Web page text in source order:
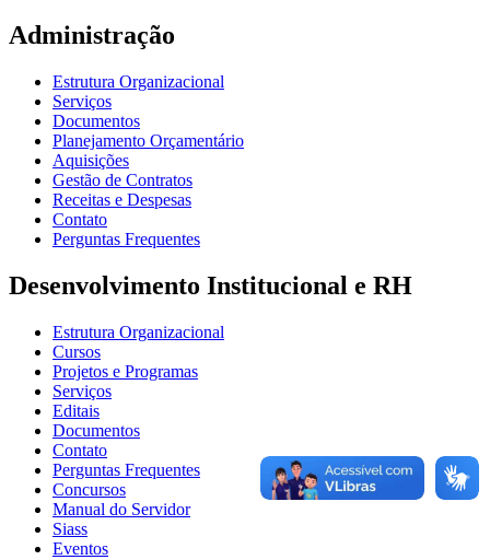
Administração
Estrutura Organizacional
Serviços
Documentos
Planejamento Orçamentário
Aquisições
Gestão de Contratos
Receitas e Despesas
Contato
Perguntas Frequentes
Desenvolvimento Institucional e RH
Estrutura Organizacional
Cursos
Projetos e Programas
Serviços
Editais
Documentos
Contato
Perguntas Frequentes
Concursos
Manual do Servidor
Siass
Eventos